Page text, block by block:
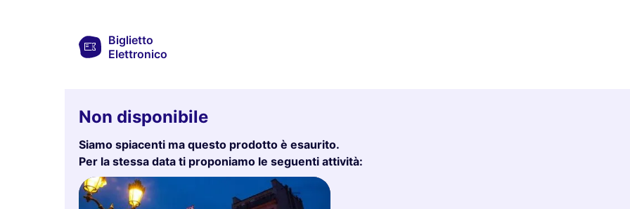
Biglietto
Elettronico
Non disponibile
Siamo spiacenti ma questo prodotto è esaurito.
Per la stessa data ti proponiamo le seguenti attività: